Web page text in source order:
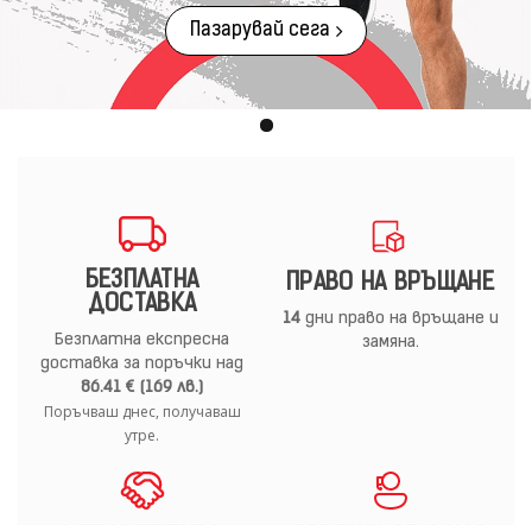
Пазарувай сега
БЕЗПЛАТНА
ДОСТАВКА
Безплатна експресна
доставка за поръчки над
86.41 € (169 лв.)
Поръчваш днес, получаваш
утре.
ПРАВО НА ВРЪЩАНЕ
14дни право на връщане и
замяна.